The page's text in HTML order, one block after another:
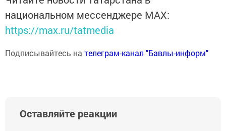
национальном мессенджере MАХ:
https://max.ru/tatmedia
Подписывайтесь на телеграм-канал "Бавлы-информ"
Оставляйте реакции